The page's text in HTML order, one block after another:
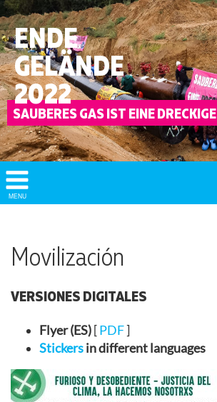
ENDE
GELÄNDE
2022
Show/
Hide
MENU
Movilización
VERSIONES DIGITALES
Flyer (ES) [PDF]
Stickersin different languages